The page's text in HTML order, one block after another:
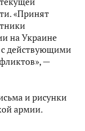
«Принят
на Украине
с действующими
—
и рисунки
армии.